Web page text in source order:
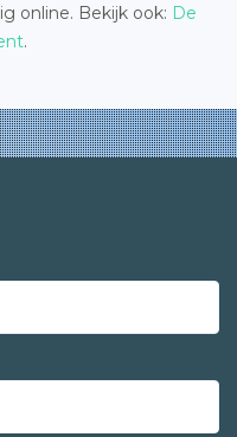
online. Bekijk ook: De
.